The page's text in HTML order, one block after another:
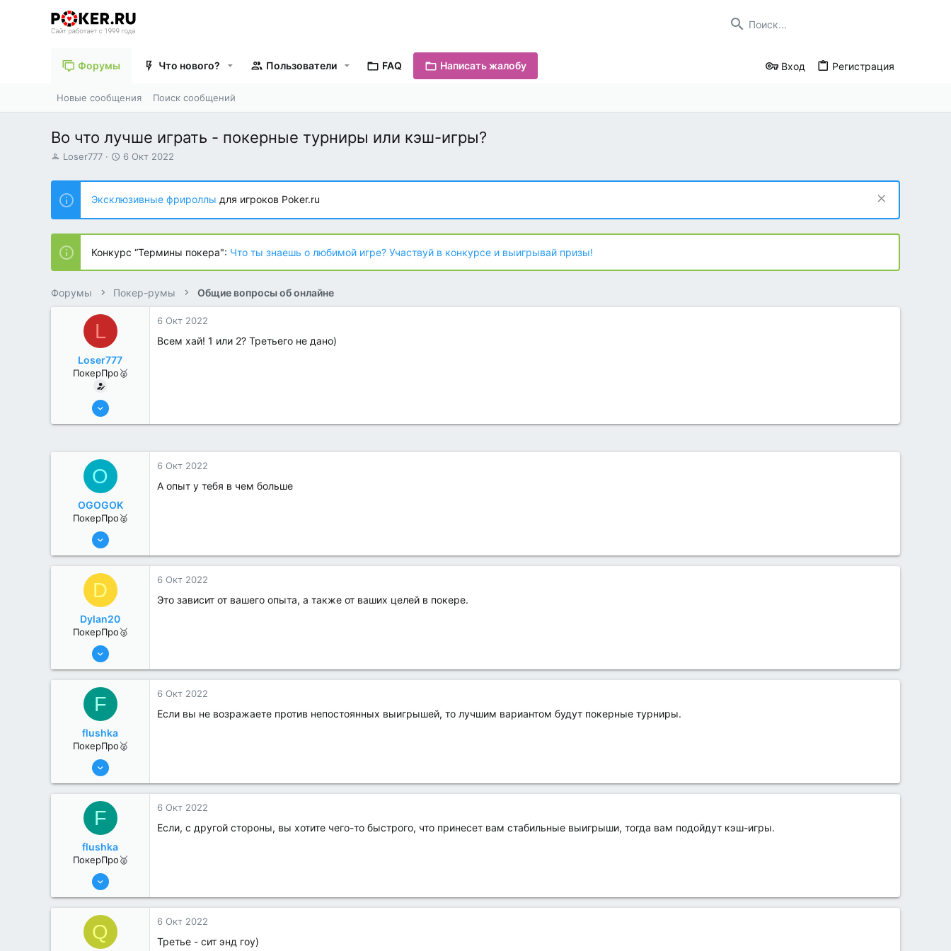
Форумы Что нового? Пользователи FAQ Написать жалобу Вход Регистрация
Новые сообщения Поиск сообщений
Во что лучше играть - покерные турниры или кэш-игры?
А
т
о
р
т
е
м
ы
Loser777
Д
т
н
а
ч
л
а
6 Окт 2022
Эксклюзивные фрироллы для игроков Poker.ru
Конкурс “Термины покера": Что ты знаешь о любимой игре? Участвуй в конкурсе и выигрывай призы!
Форумы Покер-румы Общие вопросы об онлайне
L
Loser777
ПокерПро🥈
13 Июн 2022
6 Окт 2022
Всем хай! 1 или 2? Третьего не дано)
O
OGOGOK
ПокерПро🥈
11 Авг 2022
1
6 Окт 2022
А опыт у тебя в чем больше
D
Dylan20
ПокерПро🥉
11 Авг 2022
0
6 Окт 2022
Это зависит от вашего опыта, а также от ваших целей в покере.
F
flushka
ПокерПро🥈
11 Авг 2022
0
6 Окт 2022
Если вы не возражаете против непостоянных выигрышей, то лучшим вариантом будут покерные турниры.
F
flushka
ПокерПро🥈
11 Авг 2022
0
6 Окт 2022
Если, с другой стороны, вы хотите чего-то быстрого, что принесет вам стабильные выигрыши, тогда вам подойдут кэш-игры.
Q 6 Окт 2022
Третье - сит энд гоу)